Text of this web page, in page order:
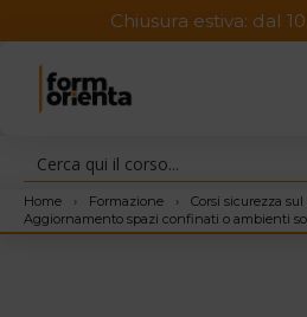
Chiusura estiva: dal
Home › Formazione › Corsi sicurezza
Aggiornamento spazi confinati o ambienti